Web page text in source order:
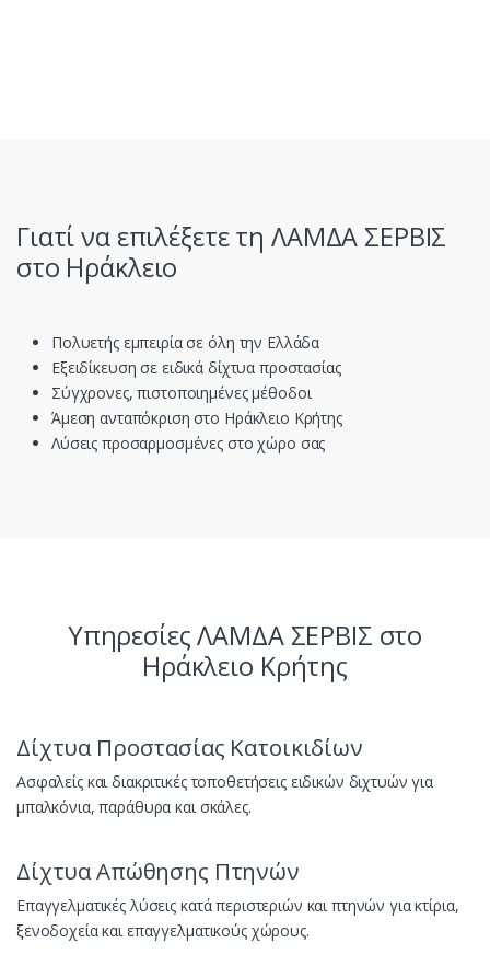
Γιατί να επιλέξετε τη ΛΑΜΔΑ ΣΕΡΒΙΣ
στο Ηράκλειο
Πολυετής εμπειρία σε όλη την Ελλάδα
Εξειδίκευση σε ειδικά δίχτυα προστασίας
Σύγχρονες, πιστοποιημένες μέθοδοι
Άμεση ανταπόκριση στο Ηράκλειο Κρήτης
Λύσεις προσαρμοσμένες στο χώρο σας
Υπηρεσίες ΛΑΜΔΑ ΣΕΡΒΙΣ στο
Ηράκλειο Κρήτης
Δίχτυα Προστασίας Κατοικιδίων
Ασφαλείς και διακριτικές τοποθετήσεις ειδικών διχτυών για
μπαλκόνια, παράθυρα και σκάλες.
Δίχτυα Απώθησης Πτηνών
Επαγγελματικές λύσεις κατά περιστεριών και πτηνών για κτίρια,
ξενοδοχεία και επαγγελματικούς χώρους.